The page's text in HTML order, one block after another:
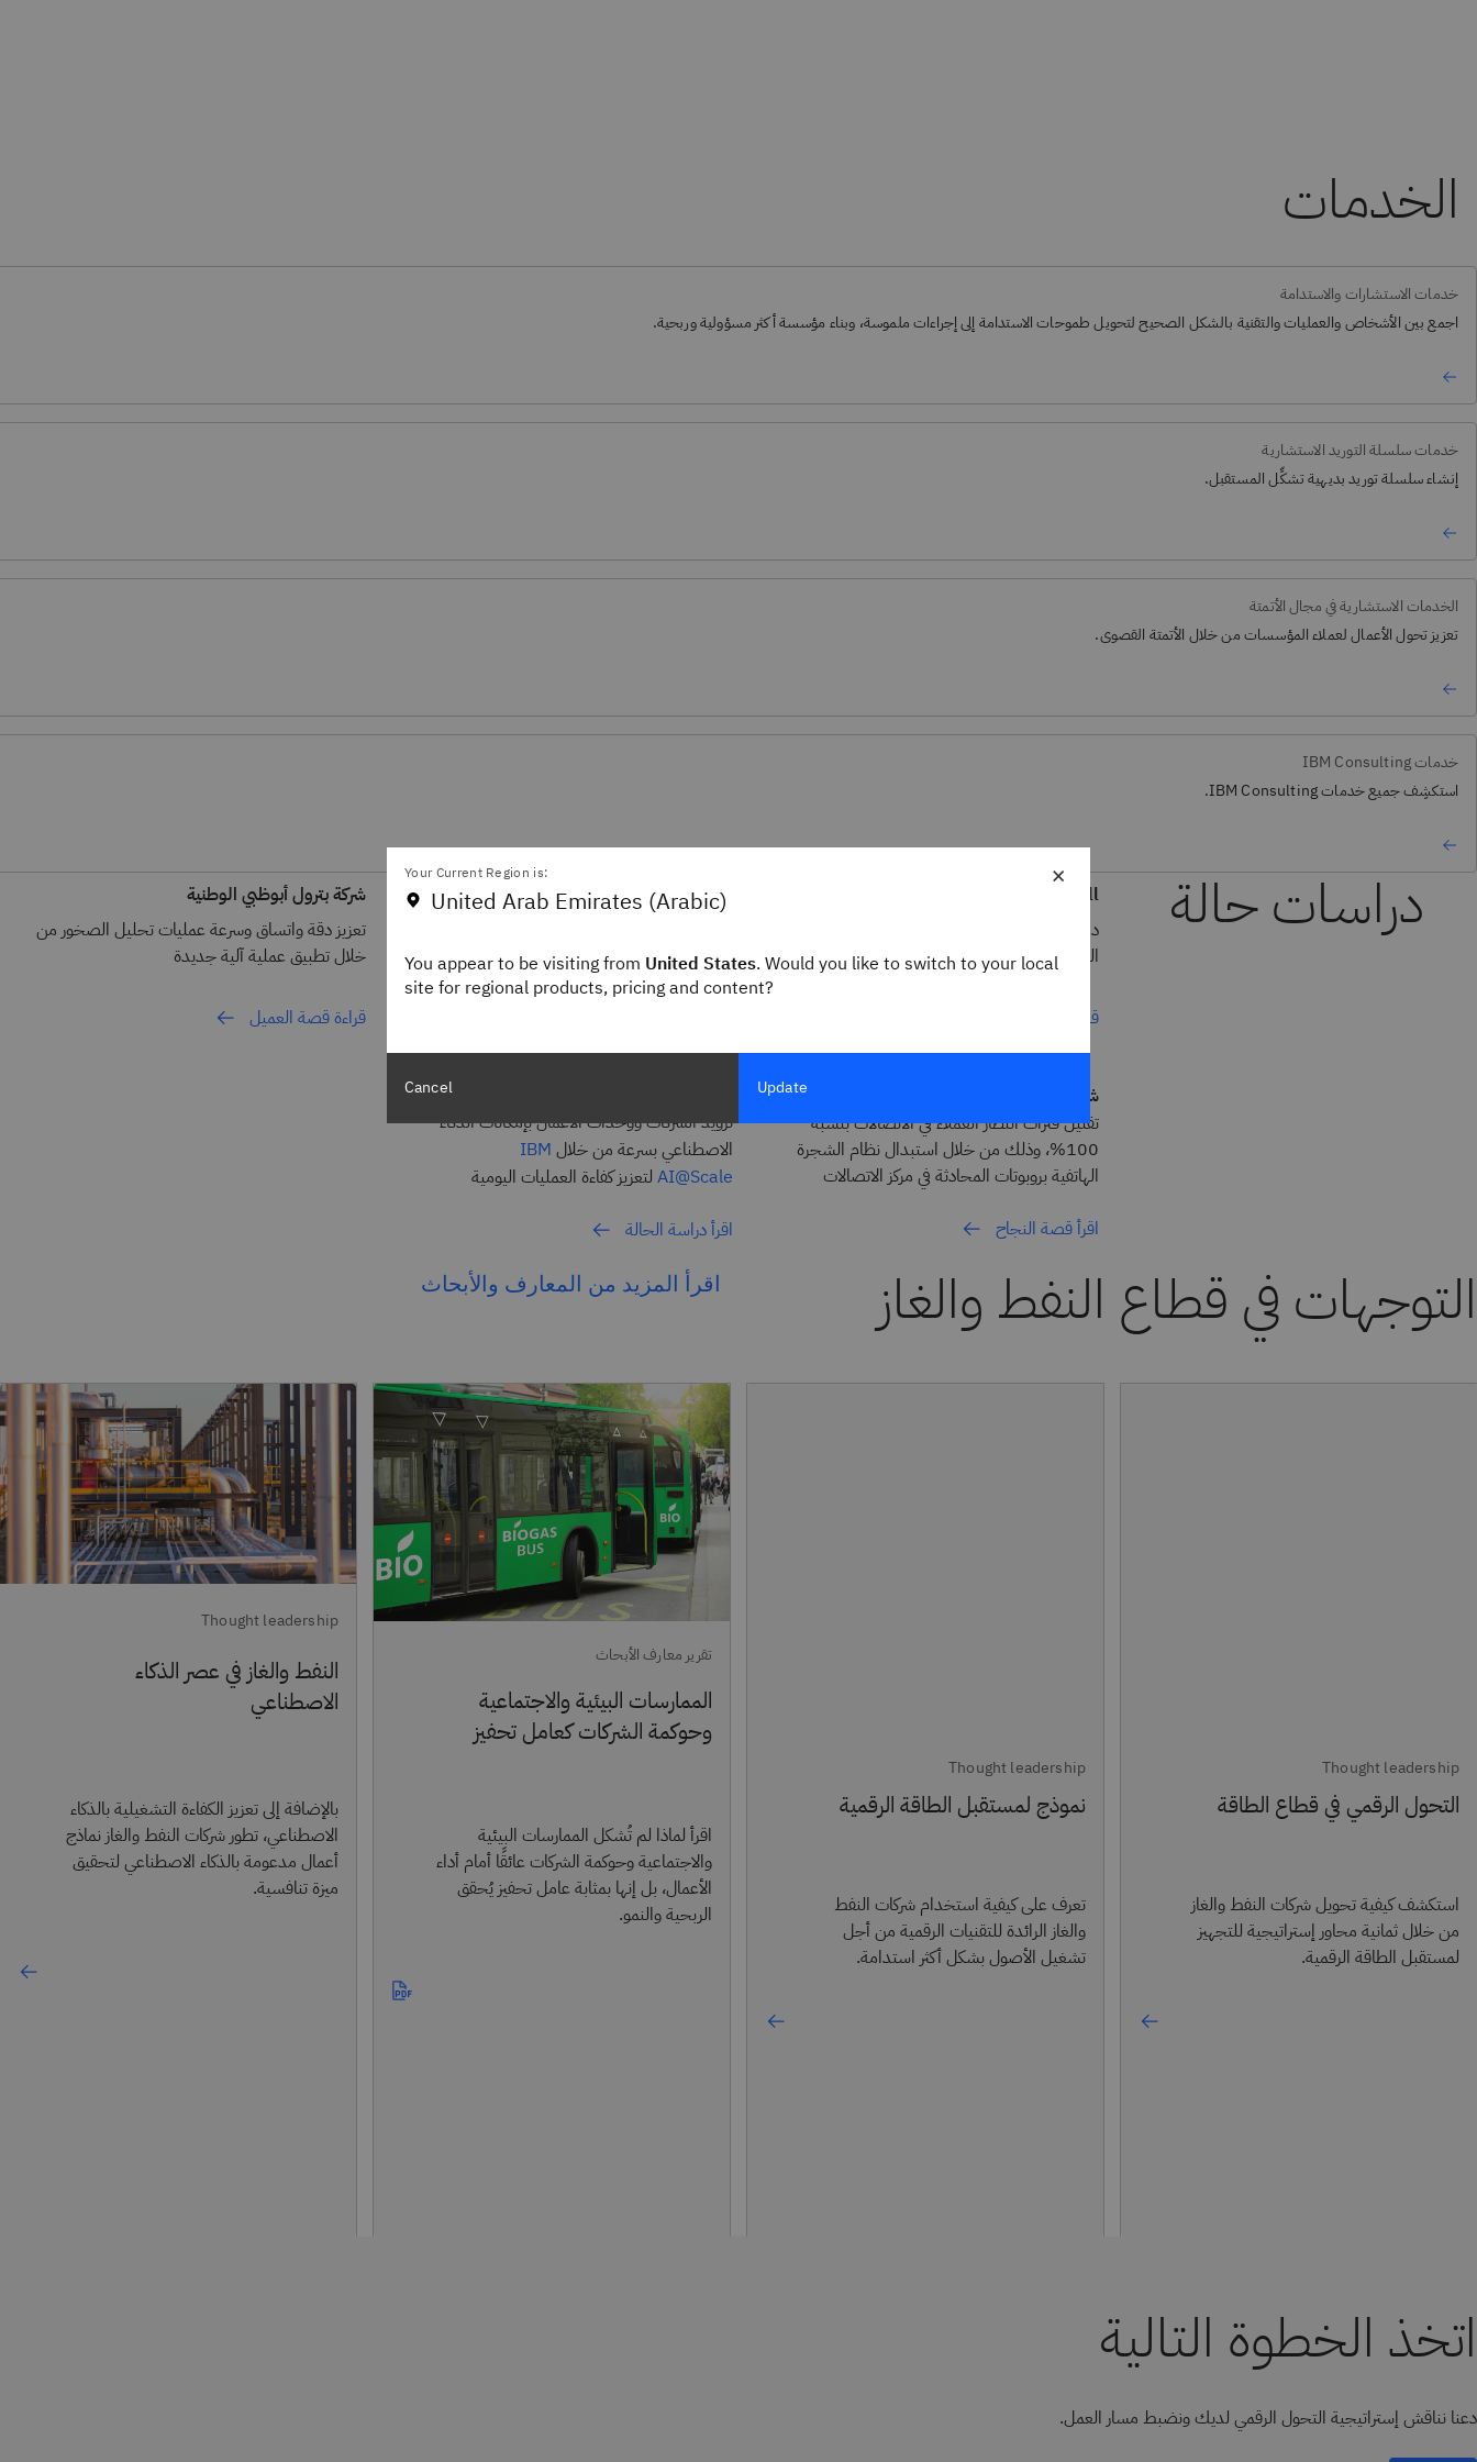
الخدمات
خدمات الاستشارات والاستدامة
اجمع بين الأشخاص والعمليات والتقنية بالشكل الصحيح لتحويل طموحات الاستدامة إلى إجراءات ملموسة، وبناء مؤسسة أكثر مسؤولية وربحية.
خدمات سلسلة التوريد الاستشارية
إنشاء سلسلة توريد بديهية تشكِّل المستقبل.
الخدمات الاستشارية في مجال الأتمتة
تعزيز تحول الأعمال لعملاء المؤسسات من خلال الأتمتة القصوى.
خدمات IBM Consulting
استكشِف جميع خدمات IBM Consulting.
Shell
دعم التعدين المستدام من خلال منصة تحسين
التعدين المسماة OREN
قراءة قصة العميل
شركة Neste
زيادة إنتاج الوقود المتجدد باستخدام سلاسل توريد
المؤسسات (ERP)
شركة بترول أبوظبي الوطنية
تعزيز دقة واتساق وسرعة عمليات تحليل الصخور من
خلال تطبيق عملية آلية جديدة
قراءة قصة العميل
شركة Towngas
تقليل فترات انتظار العملاء في الاتصالات بنسبة
100%، وذلك من خلال استبدال نظام الشجرة
الهاتفية بروبوتات المحادثة في مركز الاتصالات
اقرأ قصة النجاح
تزويد الشركات ووحدات الأعمال بإمكانات الذكاء
الاصطناعي بسرعة من خلال IBM
AI@Scale لتعزيز كفاءة العمليات اليومية
اقرأ دراسة الحالة
التوجهات في قطاع النفط والغاز اقرأ المزيد من المعارف والأبحاث
Thought leadership
التحول الرقمي في قطاع الطاقة
استكشف كيفية تحويل شركات النفط والغاز
من خلال ثمانية محاور إستراتيجية للتجهيز
لمستقبل الطاقة الرقمية.
Thought leadership
نموذج لمستقبل الطاقة الرقمية
تعرف على كيفية استخدام شركات النفط
والغاز الرائدة للتقنيات الرقمية من أجل
تشغيل الأصول بشكل أكثر استدامة.
تقرير معارف الأبحاث
الممارسات البيئية والاجتماعية
وحوكمة الشركات كعامل تحفيز
اقرأ لماذا لم تُشكل الممارسات البيئية
والاجتماعية وحوكمة الشركات عائقًا أمام أداء
الأعمال، بل إنها بمثابة عامل تحفيز يُحقق
الربحية والنمو.
Thought leadership
النفط والغاز في عصر الذكاء
الاصطناعي
بالإضافة إلى تعزيز الكفاءة التشغيلية بالذكاء
الاصطناعي، تطور شركات النفط والغاز نماذج
أعمال مدعومة بالذكاء الاصطناعي لتحقيق
ميزة تنافسية.
اتخذ الخطوة التالية
دعنا نناقش إستراتيجية التحول الرقمي لديك ونضبط مسار العمل.
×
Your Current Region is:
United Arab Emirates (Arabic)
You appear to be visiting from United States. Would you like to switch to your local
site for regional products, pricing and content?
Cancel Update